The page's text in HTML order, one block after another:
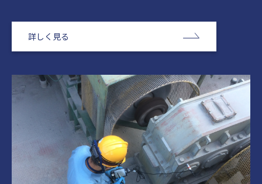
詳しく見る